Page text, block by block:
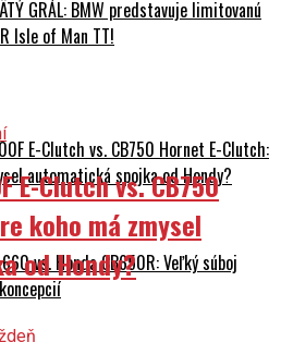
GRÁL: BMW predstavuje limitovanú
Isle of Man TT!
E-Clutch vs. CB750 Hornet E-Clutch:
automatická spojka od Hondy?
vs. Honda CB650R: Veľký súboj
E-Clutch vs. CB750
koho má zmysel
od Hondy?